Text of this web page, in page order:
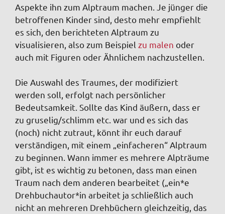
Aspekte ihn zum Alptraum machen. Je jünger die
betroffenen Kinder sind, desto mehr empfiehlt
es sich, den berichteten Alptraum zu
visualisieren, also zum Beispiel zu malen oder
auch mit Figuren oder Ähnlichem nachzustellen.
Die Auswahl des Traumes, der modifiziert
werden soll, erfolgt nach persönlicher
Bedeutsamkeit. Sollte das Kind äußern, dass er
zu gruselig/schlimm etc. war und es sich das
(noch) nicht zutraut, könnt ihr euch darauf
verständigen, mit einem „einfacheren“ Alptraum
zu beginnen. Wann immer es mehrere Alpträume
gibt, ist es wichtig zu betonen, dass man einen
Traum nach dem anderen bearbeitet („ein*e
Drehbuchautor*in arbeitet ja schließlich auch
nicht an mehreren Drehbüchern gleichzeitig, das